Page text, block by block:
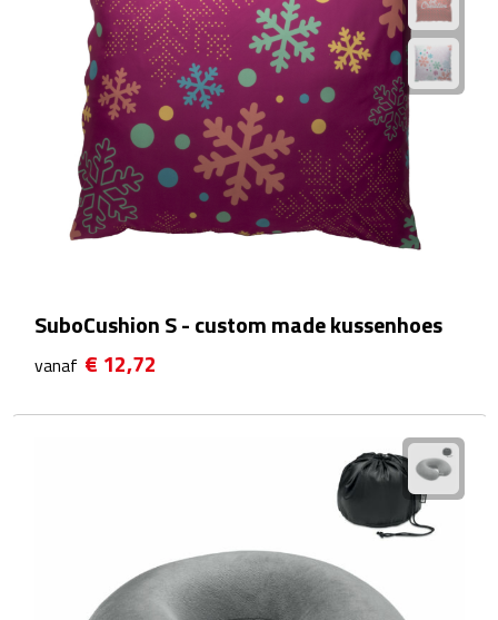
Reistas trolleys
Reistassensets
Weekendtassen
Duffeltassen
Toilettassen
Rugzakken
Rugzakken
Sport- & Recreatietassen
SuboCushion S - custom made kussenhoes
vanaf € 12,72